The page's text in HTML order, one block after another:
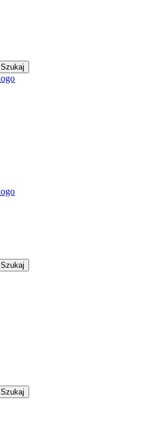
Szukaj
Szukaj
Szukaj